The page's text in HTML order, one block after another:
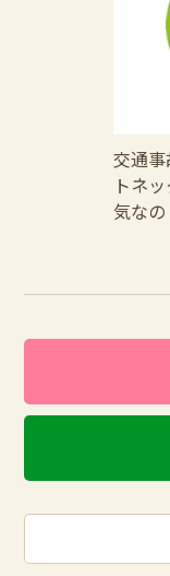
交通
トネ
気なの
索: